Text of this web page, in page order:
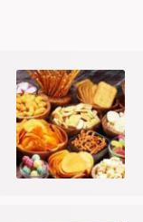
‘SEO Editörü’